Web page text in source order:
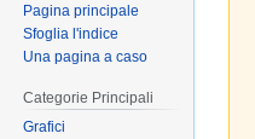
Pagina principale
Sfoglia l'indice
Una pagina a caso
Categorie Principali
Grafici